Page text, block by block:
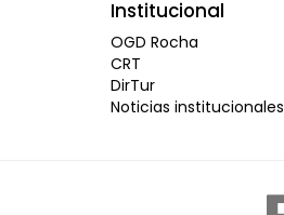
Institucional
OGD Rocha
CRT
DirTur
Noticias institucionales